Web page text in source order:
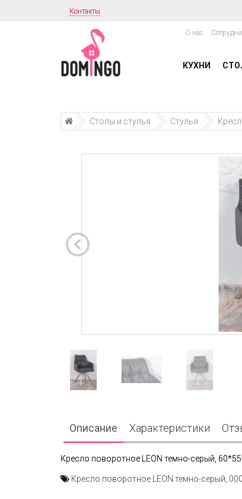
Контакты
О нас
КУХНИ
Столы и стулья Стулья
Описание Характеристики
Кресло поворотное LEON темно-серый,
Кресло поворотное LEON темно-серый